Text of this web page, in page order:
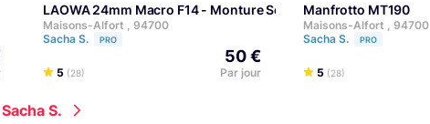
LAOWA 24mm Macro F14 - Monture Sony FE
Maisons-Alfort , 94700
Sacha S.
PRO
5 (28)
50 €
Par jour
Manfrotto MT190
Maisons-Alfort , 94700
Sacha S.
PRO
5 (28)
S.